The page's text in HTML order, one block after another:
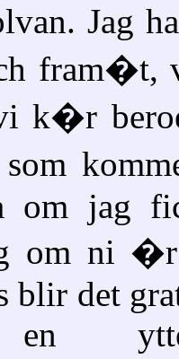
Jag
k�r
om jag
ni �r
blir det